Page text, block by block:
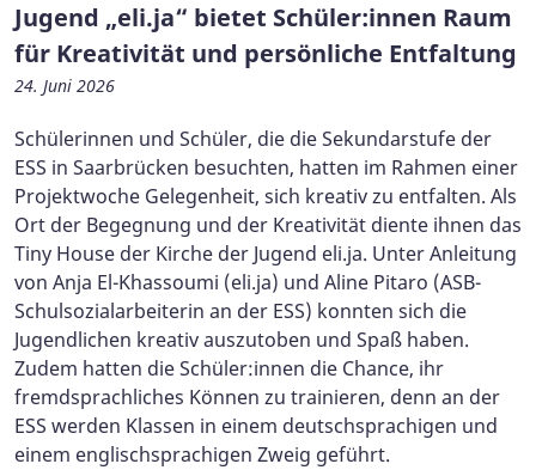
Jugend „eli.ja“ bietet Schüler:innen Raum
für Kreativität und persönliche Entfaltung
24. Juni 2026
Schülerinnen und Schüler, die die Sekundarstufe der
ESS in Saarbrücken besuchten, hatten im Rahmen einer
Projektwoche Gelegenheit, sich kreativ zu entfalten. Als
Ort der Begegnung und der Kreativität diente ihnen das
Tiny House der Kirche der Jugend eli.ja. Unter Anleitung
von Anja El-Khassoumi (eli.ja) und Aline Pitaro (ASB-
Schulsozialarbeiterin an der ESS) konnten sich die
Jugendlichen kreativ auszutoben und Spaß haben.
Zudem hatten die Schüler:innen die Chance, ihr
fremdsprachliches Können zu trainieren, denn an der
ESS werden Klassen in einem deutschsprachigen und
einem englischsprachigen Zweig geführt.